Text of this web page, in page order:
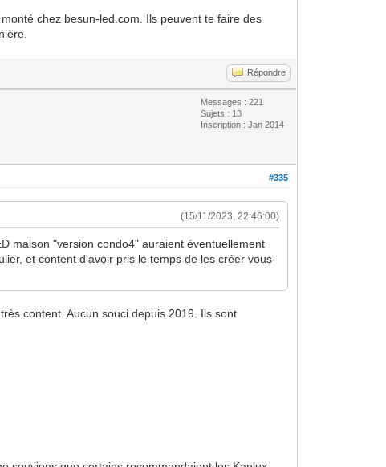
chez besun-led.com. Ils peuvent te faire des
Répondre
Messages : 221
Sujets : 13
Inscription : Jan 2014
#335
(15/11/2023, 22:46:00)
maison "version condo4" auraient éventuellement
et content d'avoir pris le temps de les créer vous-
content. Aucun souci depuis 2019. Ils sont